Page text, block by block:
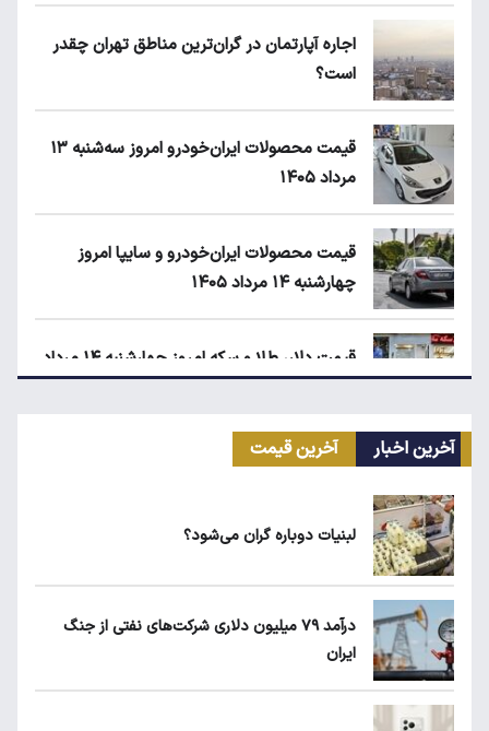
اجاره آپارتمان در گران‌ترین مناطق تهران چقدر
است؟
قیمت محصولات ایران‌خودرو امروز سه‌شنبه ۱۳
مرداد ۱۴۰۵
قیمت محصولات ایران‌خودرو و سایپا امروز
چهارشنبه ۱۴ مرداد ۱۴۰۵
قیمت دلار، طلا و سکه امروز چهارشنبه ۱۴ مرداد
۱۴۰۵
کیا اسپورتیج ۲۰۲۵ در ایران ارزش خرید دارد؟
آخرین اخبار آخرین قیمت
لبنیات دوباره گران می‌شود؟
درآمد ۷۹ میلیون دلاری شرکت‌های نفتی از جنگ
ایران